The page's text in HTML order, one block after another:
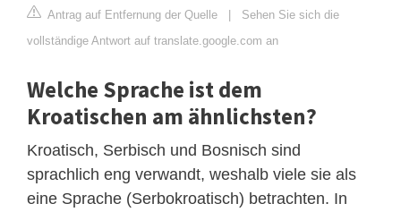
Antrag auf Entfernung der Quelle | Sehen Sie sich die
vollständige Antwort auf translate.google.com an
Welche Sprache ist dem
Kroatischen am ähnlichsten?
Kroatisch, Serbisch und Bosnisch sind
sprachlich eng verwandt, weshalb viele sie als
eine Sprache (Serbokroatisch) betrachten. In